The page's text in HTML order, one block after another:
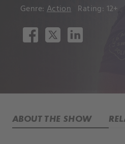
Genre: Action Rating: 12+
ABOUT THE SHOW